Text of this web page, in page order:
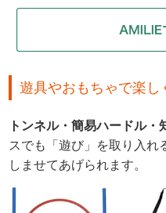
遊具やおもちゃで楽し
トンネル・簡易ハードル・
スでも「遊び」を取り入れ
しませてあげられます。